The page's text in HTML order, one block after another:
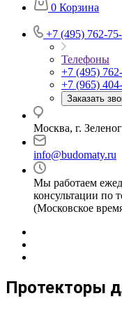
0 Корзина
+7 (495) 762-
Телефоны
+7 (495)
+7 (965)
Заказать
Москва, г.
info@budomaty.ru
Мы работаем
консультации по
(Московское
Протекторы